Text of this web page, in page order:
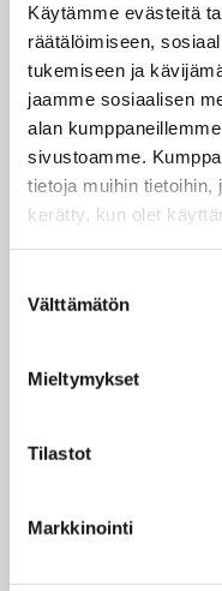
Käytämme evästeitä
räätälöimiseen,
tukemiseen ja
jaamme sosiaalisen
alan
sivustoamme.
tietoja muihin tietoihin,
kerätty, kun olet
valinta
Välttämätön
Mieltymykset
Tilastot
Markkinointi
määrin
harjoittamista.
yksin ja itse
suunnitellen,
muuttuvissa
työssäni
numero 31, sen
käytävien…